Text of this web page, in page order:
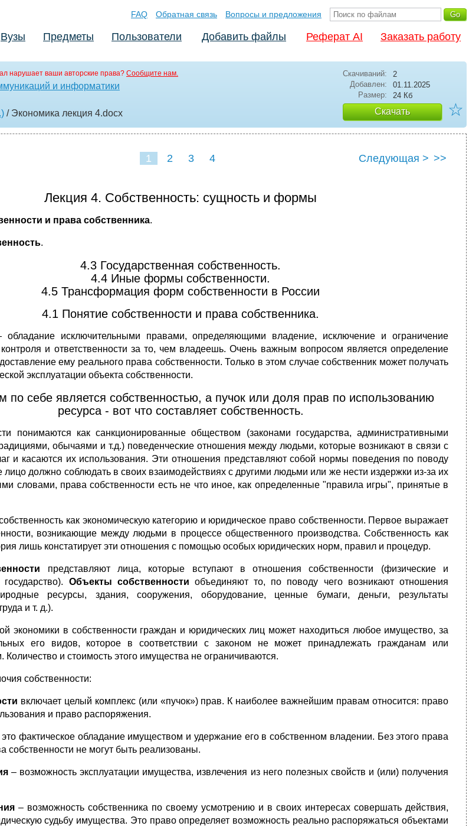
FAQ Обратная связь Вопросы и предложения
Вузы Предметы Пользователи Добавить файлы Реферат AI Заказать работу
нарушает ваши авторские права? Сообщите нам.
и информатики
/ Экономика лекция 4.docx
Скачиваний:
2
Добавлен:
01.11.2025
Размер:
24 Кб
Скачать ☆
1 2 3 4 Следующая > >>
Лекция 4. Собственность: сущность и формы
и права собственника.
.
4.3 Государственная собственность.
4.4 Иные формы собственности.
4.5 Трансформация форм собственности в России
4.1 Понятие собственности и права собственника.
исключительными правами, определяющими владение, исключение и ограничение
контроля и ответственности за то, чем владеешь. Очень важным вопросом является определение
ему реального права собственности. Только в этом случае собственник может получать
эксплуатации объекта собственности.
по себе является собственностью, а пучок или доля прав по использованию
ресурса - вот что составляет собственность.
понимаются как санкционированные обществом (законами государства, административными
обычаями и т.д.) поведенческие отношения между людьми, которые возникают в связи с
и касаются их использования. Эти отношения представляют собой нормы поведения по поводу
лицо должно соблюдать в своих взаимодействиях с другими людьми или же нести издержки из-за их
словами, права собственности есть не что иное, как определенные "правила игры", принятые в
как экономическую категорию и юридическое право собственности. Первое выражает
возникающие между людьми в процессе общественного производства. Собственность как
лишь констатирует эти отношения с помощью особых юридических норм, правил и процедур.
представляют лица, которые вступают в отношения собственности (физические и
Объекты собственности объединяют то, пo поводу чего возникают отношения
ресурсы, здания, сооружения, оборудование, ценные бумаги, деньги, результаты
и т. д.).
экономики в собственности граждан и юридических лиц может находиться любое имущество, за
его видов, которое в соответствии с законом не может принадлежать гражданам или
и стоимость этого имущества не ограничиваются.
собственности:
включает целый комплекс (или «пучок») прав. К наиболее важнейшим правам относится: право
и право распоряжения.
это фактическое обладание имуществом и удержание его в собственном владении. Без этого права
собственности не могут быть реализованы.
– возможность эксплуатации имущества, извлечения из него полезных свойств и (или) получения
– возможность собственника по своему усмотрению и в своих интересах совершать действия,
судьбу имущества. Это право определяет возможность реально распоряжаться объектами